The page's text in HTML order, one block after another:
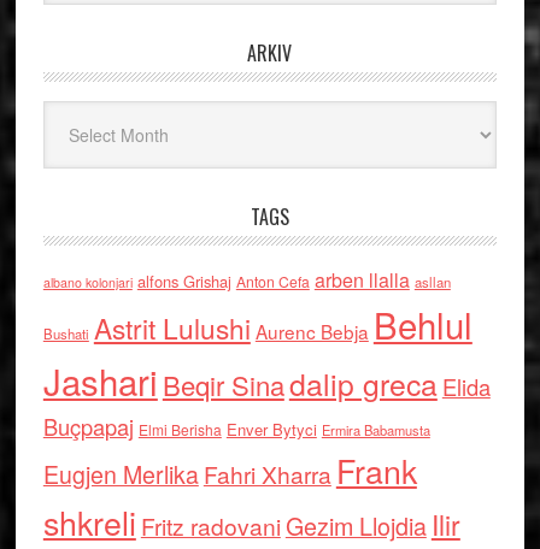
ARKIV
TAGS
albano kolonjari alfons Grishaj Anton Cefa arben llalla asllan
Bushati Astrit Lulushi Aurenc Bebja Behlul
Jashari Beqir Sinadalip grecaElida
Buçpapaj Elmi Berisha Enver Bytyci Ermira Babamusta
Eugjen MerlikaFahri Xharra Frank
shkreli Fritz radovaniGezim Llojdia Ilir